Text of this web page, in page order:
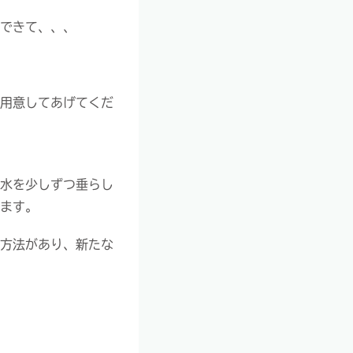
きて、、、
意してあげてくだ
を少しずつ垂らし
す。
法があり、新たな